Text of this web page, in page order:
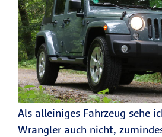
Als alleiniges Fahrzeug sehe
Wrangler auch nicht,